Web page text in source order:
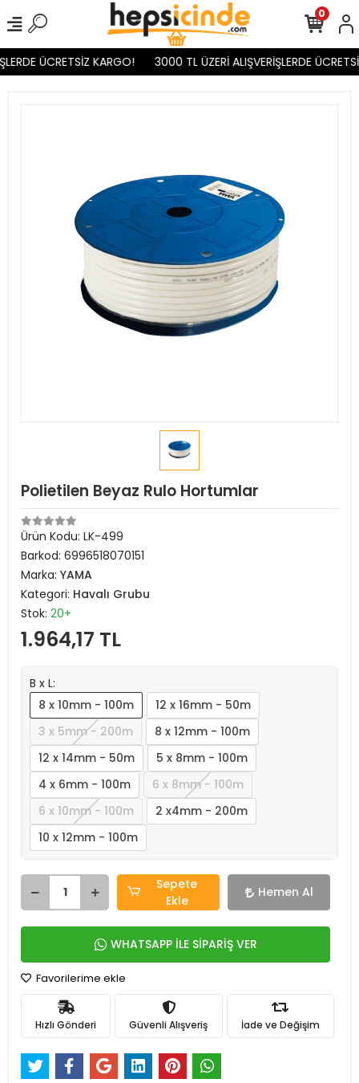
ÜCRETSİZ KARGO! 3000 TL ÜZERİ ALIŞVERİŞLERDE
0
Polietilen Beyaz Rulo Hortumlar
Ürün Kodu: LK-499
Barkod: 6996518070151
Marka: YAMA
Kategori: Havalı Grubu
Stok: 20+
1.964,17 TL
B x L:
8 x 10mm - 100m
12 x 16mm - 50m
3 x 5mm - 200m
8 x 12mm - 100m
12 x 14mm - 50m
5 x 8mm - 100m
4 x 6mm - 100m
6 x 8mm - 100m
6 x 10mm - 100m
2 x4mm - 200m
10 x 12mm - 100m
Sepete
Ekle
Hemen Al
WHATSAPP İLE SİPARİŞ VER
Favorilerime ekle
Hızlı Gönderi Güvenli Alışveriş İade ve Değişim